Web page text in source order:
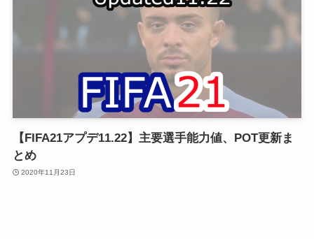
【FIFA21アプデ11.22】主要選手能力値、POT更新ま
とめ
2020年11月23日